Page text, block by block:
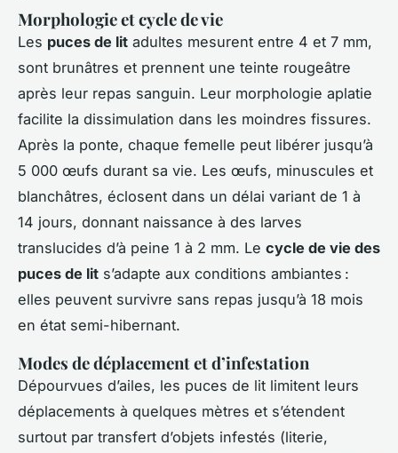
Morphologie et cycle de vie
Les puces de lit adultes mesurent entre 4 et 7 mm,
sont brunâtres et prennent une teinte rougeâtre
après leur repas sanguin. Leur morphologie aplatie
facilite la dissimulation dans les moindres fissures.
Après la ponte, chaque femelle peut libérer jusqu’à
5 000 œufs durant sa vie. Les œufs, minuscules et
blanchâtres, éclosent dans un délai variant de 1 à
14 jours, donnant naissance à des larves
translucides d’à peine 1 à 2 mm. Le cycle de vie des
puces de lit s’adapte aux conditions ambiantes :
elles peuvent survivre sans repas jusqu’à 18 mois
en état semi-hibernant.
Modes de déplacement et d’infestation
Dépourvues d’ailes, les puces de lit limitent leurs
déplacements à quelques mètres et s’étendent
surtout par transfert d’objets infestés (literie,